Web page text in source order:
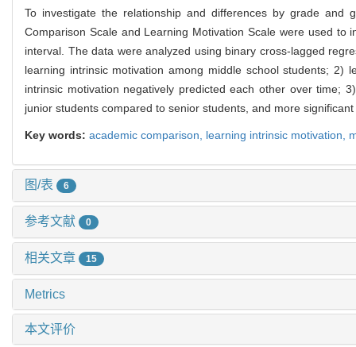
To investigate the relationship and differences by grade and
Comparison Scale and Learning Motivation Scale were used
interval. The data were analyzed using binary cross-lagged
learning intrinsic motivation among middle school students; 2)
intrinsic motivation negatively predicted each other over time;
junior students compared to senior students, and more
Key words: academic comparison, learning intrinsic motivation,
图/表 6
参考文献 0
相关文章 15
Metrics
本文评价